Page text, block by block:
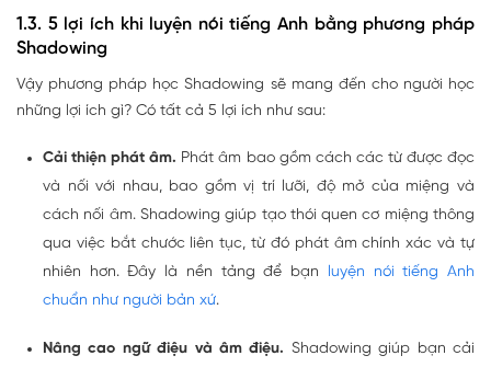
1.3. 5 lợi ích khi luyện nói tiếng Anh bằng phương pháp
Shadowing
Vậy phương pháp học Shadowing sẽ mang đến cho người học
những lợi ích gì? Có tất cả 5 lợi ích như sau:
Cải thiện phát âm. Phát âm bao gồm cách các từ được đọc
và nối với nhau, bao gồm vị trí lưỡi, độ mở của miệng và
cách nối âm. Shadowing giúp tạo thói quen cơ miệng thông
qua việc bắt chước liên tục, từ đó phát âm chính xác và tự
nhiên hơn. Đây là nền tảng để bạn
luyện nói tiếng Anh
chuẩn như người bản xứ.
Nâng cao ngữ điệu và âm điệu. Shadowing giúp bạn cải